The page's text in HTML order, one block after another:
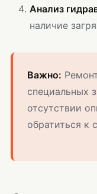
Анализ
наличие
Важно:
специальных
отсутствии
обратиться к